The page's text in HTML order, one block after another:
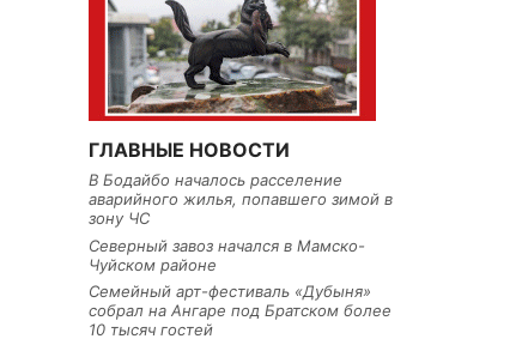
ГЛАВНЫЕ НОВОСТИ
В Бодайбо началось расселение
аварийного жилья, попавшего зимой в
зону ЧС
Северный завоз начался в Мамско-
Чуйском районе
Семейный арт-фестиваль «Дубыня»
собрал на Ангаре под Братском более
10 тысяч гостей